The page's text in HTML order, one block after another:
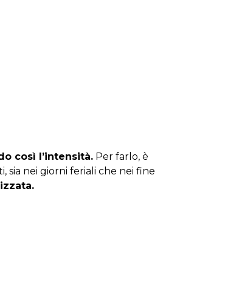
così l’intensità. Per farlo, è
sia nei giorni feriali che nei fine